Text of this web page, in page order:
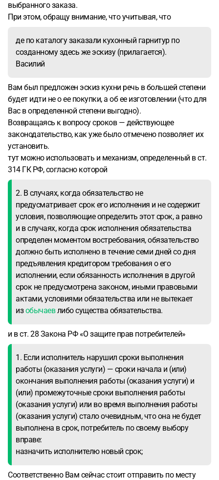
выбранного заказа.
При этом, обращу внимание, что учитывая, что
де по каталогу заказали кухонный гарнитур по
созданному здесь же эскизу (прилагается).
Василий
Вам был предложен эскиз кухни речь в большей степени
будет идти не о ее покупки, а об ее изготовлении (что для
Вас в определенной степени выгодно).
Возвращаясь к вопросу сроков — действующее
законодательство, как уже было отмечено позволяет их
установить.
тут можно использовать и механизм, определенный в ст.
314 ГК РФ, согласно которой
2. В случаях, когда обязательство не
предусматривает срок его исполнения и не содержит
условия, позволяющие определить этот срок, а равно
и в случаях, когда срок исполнения обязательства
определен моментом востребования, обязательство
должно быть исполнено в течение семи дней со дня
предъявления кредитором требования о его
исполнении, если обязанность исполнения в другой
срок не предусмотрена законом, иными правовыми
актами, условиями обязательства или не вытекает
изобычаевлибо существа обязательства.
и в ст. 28 Закона РФ «О защите прав потребителей»
1. Если исполнитель нарушил сроки выполнения
работы (оказания услуги) — сроки начала и (или)
окончания выполнения работы (оказания услуги) и
(или) промежуточные сроки выполнения работы
(оказания услуги) или во время выполнения работы
(оказания услуги) стало очевидным, что она не будет
выполнена в срок, потребитель по своему выбору
вправе:
назначить исполнителю новый срок;
Соответственно Вам сейчас стоит отправить по месту